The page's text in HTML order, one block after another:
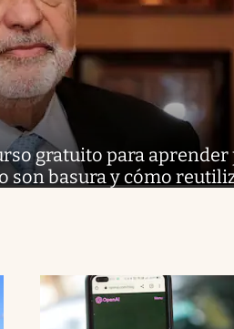
gratuito para aprender
son basura y cómo